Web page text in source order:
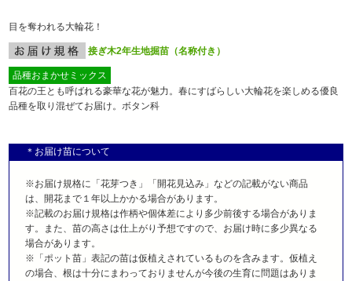
目を奪われる大輪花！
接ぎ木2年生地掘苗（名称付き）
品種おまかせミックス
百花の王とも呼ばれる豪華な花が魅力。春にすばらしい大輪花を楽しめる優良
品種を取り混ぜてお届け。ボタン科
＊お届け苗について
※お届け規格に「花芽つき」「開花見込み」などの記載がない商品
は、開花まで１年以上かかる場合があります。
※記載のお届け規格は作柄や個体差により多少前後する場合がありま
す。また、苗の高さは仕上がり予想ですので、お届け時に多少異なる
場合があります。
※「ポット苗」表記の苗は仮植えされているものを含みます。仮植え
の場合、根は十分にまわっておりませんが今後の生育に問題はありま